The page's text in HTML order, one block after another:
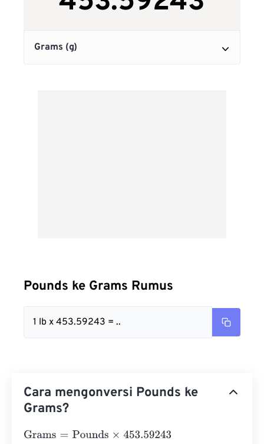
Pounds ke Grams Rumus
1 lb x 453.59243 = ..
Cara mengonversi Pounds ke
Grams?
Grams= Pounds×453.59243